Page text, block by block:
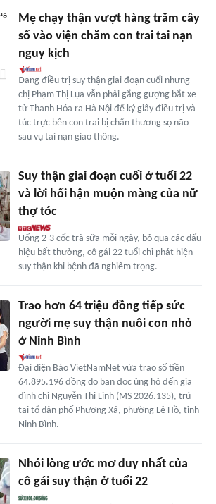
Mẹ chạy thận vượt hàng trăm cây
số vào viện chăm con trai tai nạn
nguy kịch
Đang điều trị suy thận giai đoạn cuối nhưng
chị Phạm Thị Lụa vẫn phải gắng gượng bắt xe
từ Thanh Hóa ra Hà Nội để ký giấy điều trị và
túc trực bên con trai bị chấn thương sọ não
sau vụ tai nạn giao thông.
Suy thận giai đoạn cuối ở tuổi 22
và lời hối hận muộn màng của nữ
thợ tóc
Uống 2-3 cốc trà sữa mỗi ngày, bỏ qua các dấu
hiệu bất thường, cô gái 22 tuổi chỉ phát hiện
suy thận khi bệnh đã nghiêm trọng.
Trao hơn 64 triệu đồng tiếp sức
người mẹ suy thận nuôi con nhỏ
ở Ninh Bình
Đại diện Báo VietNamNet vừa trao số tiền
64.895.196 đồng do bạn đọc ủng hộ đến gia
đình chị Nguyễn Thị Linh (MS 2026.135), trú
tại tổ dân phố Phương Xá, phường Lê Hồ, tỉnh
Ninh Bình.
Nhói lòng ước mơ duy nhất của
cô gái suy thận ở tuổi 22